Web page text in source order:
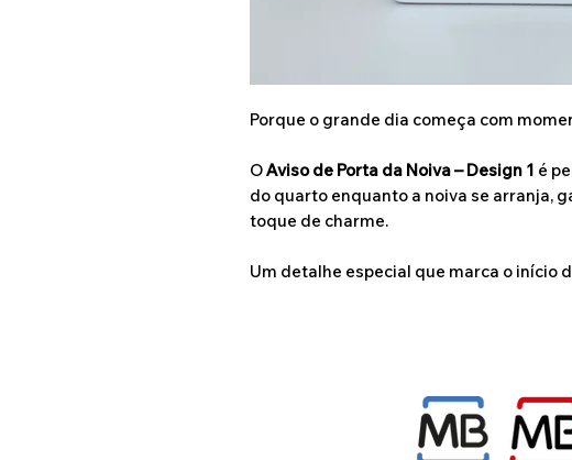
Porque o grande dia começa com
OAviso de Porta da Noiva – Design 1 é
do quarto enquanto a noiva se arranja,
toque de charme.
Um detalhe especial que marca o início